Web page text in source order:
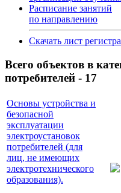
Расписание занятий
по направлению
Скачать лист
Всего объектов в
потребителей - 17
Основы устройства и
безопасной
эксплуатации
электроустановок
потребителей (для
лиц, не имеющих
электротехнического
образования).